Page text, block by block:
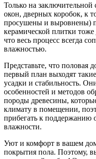
Только на заключительной
окон, дверных коробок, к
просушены и выровнены)
керамической плитки
что весь процесс всегда
влажностью.
Представьте, что половая
первый план выходят
усадки и стабильность.
особенностей и методов
породы древесины,
климату в помещении,
прибегать к поддержанию
влажности.
Уют и комфорт в вашем
покрытия пола. Поэтому,